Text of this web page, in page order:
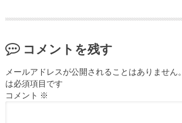
コメントを残す
メールアドレスが公開されることはありません。
は必須項目です
コメント ※